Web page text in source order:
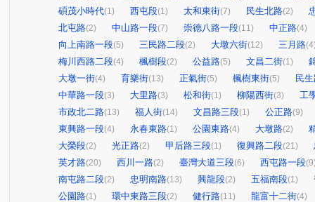
碩茂小時代(1) 西屯段(1) 太和東街(7) 民生北路(2)
北屯路(2) 中山路一段(7) 崇德八路一段(11) 中正路(4)
向上南路一段(5) 三民路二段(2) 大墩六街(12) 三月路
梅川西路二段(4) 楓樹段(2) 公益路(5) 文昌二街(1)
大墩一街(4) 育樂街(13) 正氣街(5) 楓樹東街(5)
民
中華路一段(3) 大里路(3) 松和街(1) 柳陽西街(3)
工
市政北二路(13) 福人街(14) 文昌路三段(1) 公正路(9)
東興路一段(4) 永春東路(1) 公園東路(4) 大墩路(2)
大榮段(2) 光正路(2) 甲后路三段(1) 復興路二段(21)
英才路(20) 西川一路(2) 臺灣大道三段(6) 西屯路一段
南屯路二段(2) 忠明南路(13) 興龍段(2) 五福南段(1)
公園路(1) 環中東路三段(2) 健行路(11) 龍富十二街(4)